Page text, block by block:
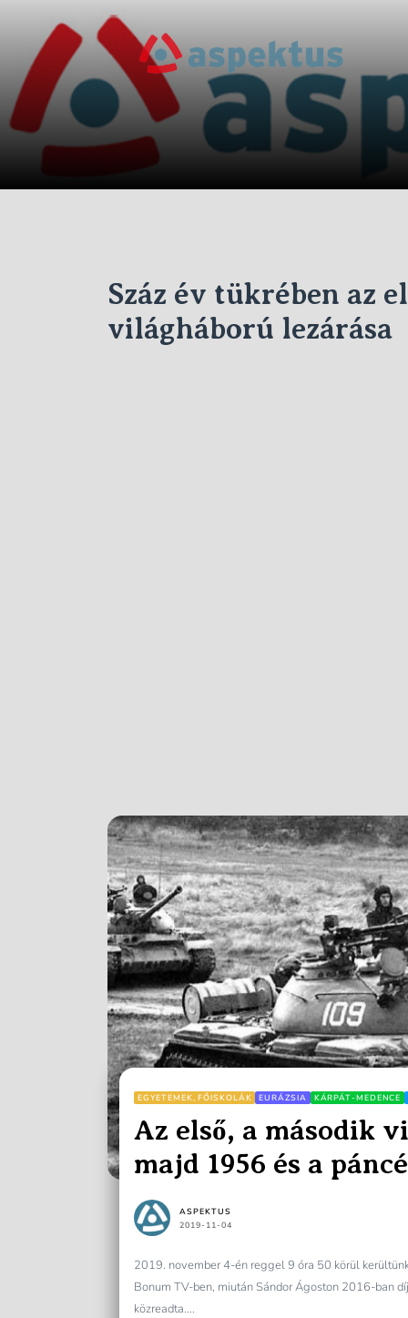
content
Száz év tükrében az
világháború lezárása
EGYETEMEK, FŐISKOLÁK EURÁZSIA KÁRPÁT-MEDENCE
Az első, a második
majd 1956 és a
ASPEKTUS
2019-11-04
2019. november 4-én reggel 9 óra 50 körül
Bonum TV-ben, miután Sándor Ágoston 2016-ban
közreadta....